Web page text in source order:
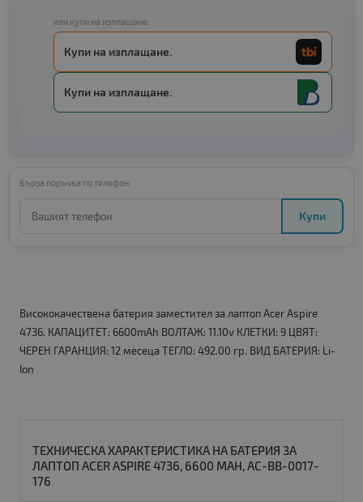
или купи на изплащане:
Купи на изплащане.
Купи на изплащане.
Бърза поръчка по телефон:
Купи
Висококачествена батерия заместител за лаптоп Acer Aspire
4736. КАПАЦИТЕТ: 6600mAh ВОЛТАЖ: 11.10v КЛЕТКИ: 9 ЦВЯТ:
ЧЕРЕН ГАРАНЦИЯ: 12 месеца ТЕГЛО: 492.00 гр. ВИД БАТЕРИЯ: Li-
Ion
ТЕХНИЧЕСКА ХАРАКТЕРИСТИКА НА БАТЕРИЯ ЗА
ЛАПТОП ACER ASPIRE 4736, 6600 MAH, AC-BB-0017-
176